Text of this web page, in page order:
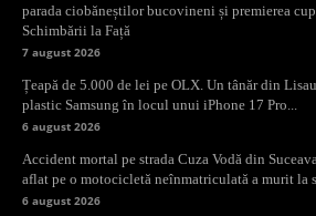
parada ciobăneștilor bucovineni și premierea
Schimbării la Față
7 august 2026
Țeapă de 5.000 de lei pe OLX. Un tânăr din
plastic Samsung în locul unui iPhone 17 Pro...
6 august 2026
Accident mortal pe strada Cuza Vodă din
aflat pe o motocicletă neînmatriculată a murit la
6 august 2026